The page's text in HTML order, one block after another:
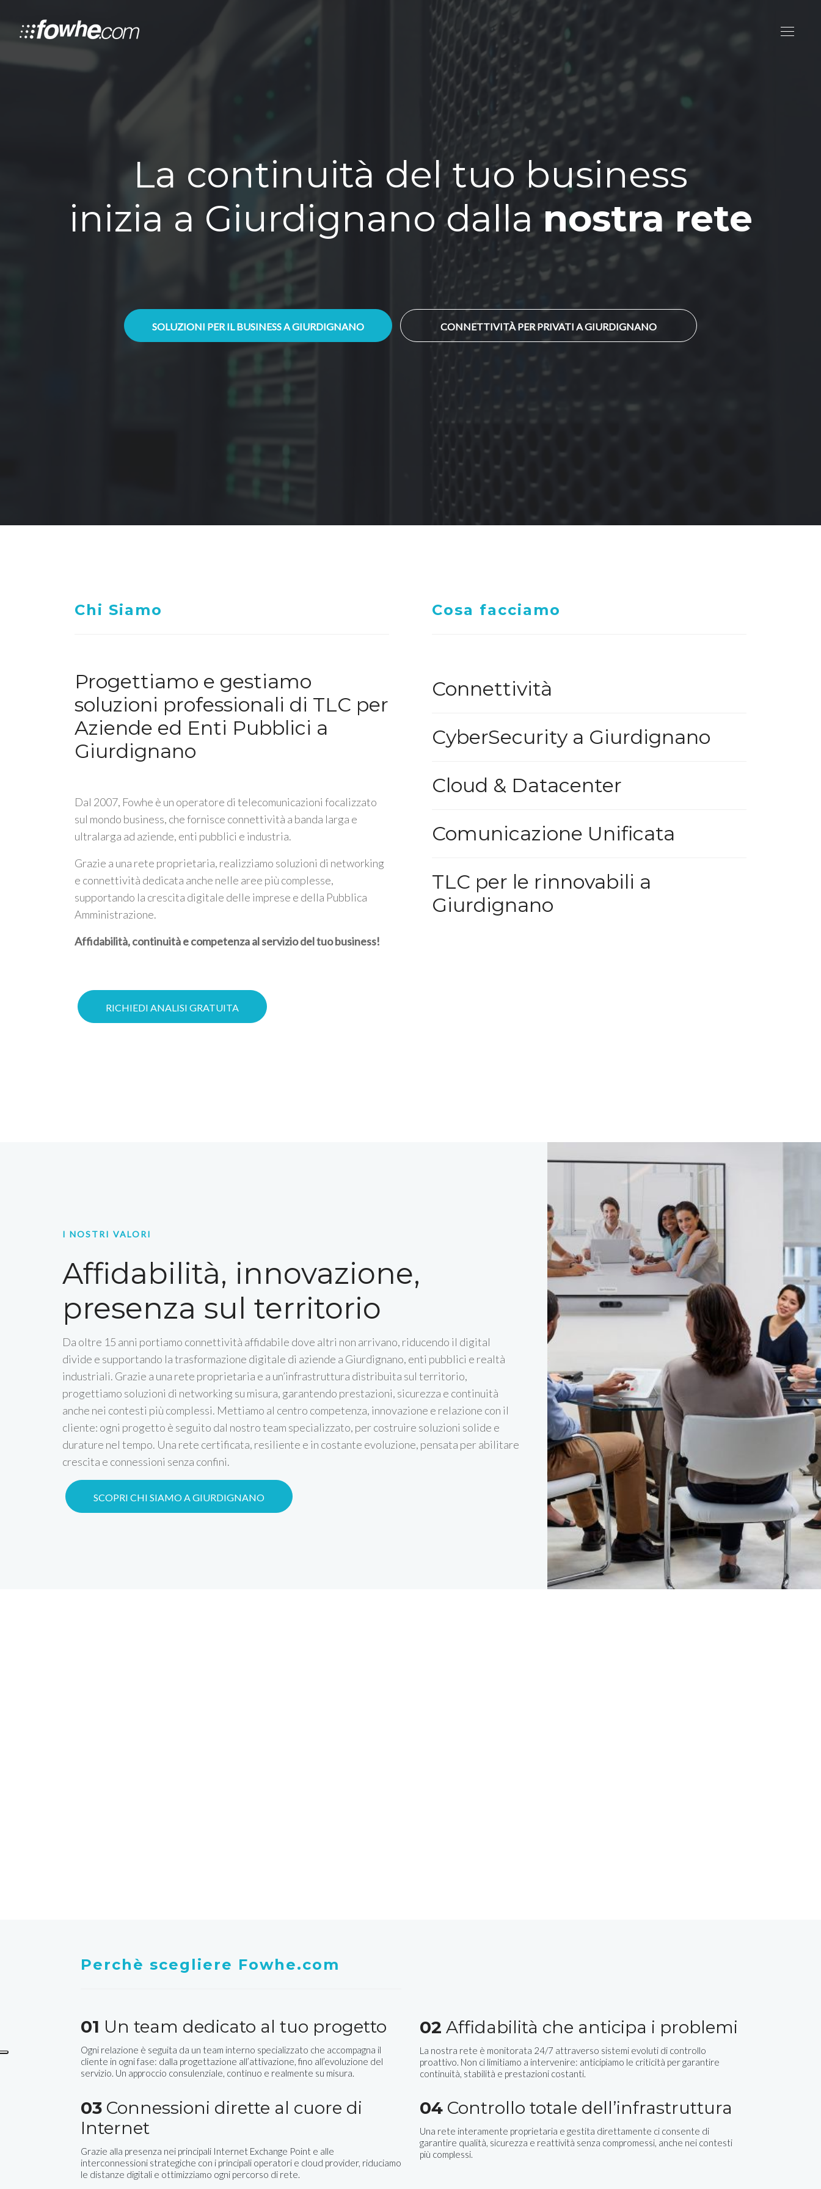
La continuità del tuo business
inizia a Giurdignano dallanostra rete
SOLUZIONI PER IL BUSINESS A GIURDIGNANO CONNETTIVITÀ PER PRIVATI A GIURDIGNANO
Chi Siamo
Progettiamo e gestiamo
soluzioni professionali di TLC per
Aziende ed Enti Pubblici a
Giurdignano
Dal 2007, Fowhe è un operatore di telecomunicazioni focalizzato
sul mondo business, che fornisce connettività a banda larga e
ultralarga ad aziende, enti pubblici e industria.
Grazie a una rete proprietaria, realizziamo soluzioni di networking
e connettività dedicata anche nelle aree più complesse,
supportando la crescita digitale delle imprese e della Pubblica
Amministrazione.
Affidabilità, continuità e competenza al servizio del tuo business!
RICHIEDI ANALISI GRATUITA
Cosa facciamo
Connettività
CyberSecurity a Giurdignano
Cloud & Datacenter
Comunicazione Unificata
TLC per le rinnovabili a
Giurdignano
I NOSTRI VALORI
Affidabilità, innovazione,
presenza sul territorio
Da oltre 15 anni portiamo connettività affidabile dove altri non arrivano, riducendo il digital
divide e supportando la trasformazione digitale di aziende a Giurdignano, enti pubblici e realtà
industriali. Grazie a una rete proprietaria e a un’infrastruttura distribuita sul territorio,
progettiamo soluzioni di networking su misura, garantendo prestazioni, sicurezza e continuità
anche nei contesti più complessi. Mettiamo al centro competenza, innovazione e relazione con il
cliente: ogni progetto è seguito dal nostro team specializzato, per costruire soluzioni solide e
durature nel tempo. Una rete certificata, resiliente e in costante evoluzione, pensata per abilitare
crescita e connessioni senza confini.
SCOPRI CHI SIAMO A GIURDIGNANO
Perchè scegliere Fowhe.com
01 Un team dedicato al tuo progetto
Ogni relazione è seguita da un team interno specializzato che accompagna il
cliente in ogni fase: dalla progettazione all’attivazione, fino all’evoluzione del
servizio. Un approccio consulenziale, continuo e realmente su misura.
02 Affidabilità che anticipa i problemi
La nostra rete è monitorata 24/7 attraverso sistemi evoluti di controllo
proattivo. Non ci limitiamo a intervenire: anticipiamo le criticità per garantire
continuità, stabilità e prestazioni costanti.
03 Connessioni dirette al cuore di
Internet
Grazie alla presenza nei principali Internet Exchange Point e alle
interconnessioni strategiche con i principali operatori e cloud provider, riduciamo
le distanze digitali e ottimizziamo ogni percorso di rete.
04 Controllo totale dell’infrastruttura
Una rete interamente proprietaria e gestita direttamente ci consente di
garantire qualità, sicurezza e reattività senza compromessi, anche nei contesti
più complessi.